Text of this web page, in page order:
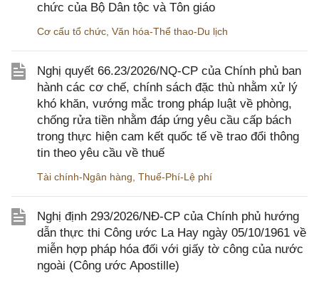
chức của Bộ Dân tộc và Tôn giáo
Cơ cấu tổ chức Văn hóa-Thể thao-Du lịch
Nghị quyết 66.23/2026/NQ-CP của Chính phủ ban
hành các cơ chế, chính sách đặc thù nhằm xử lý
khó khăn, vướng mắc trong pháp luật về phòng,
chống rửa tiền nhằm đáp ứng yêu cầu cấp bách
trong thực hiện cam kết quốc tế về trao đổi thông
tin theo yêu cầu về thuế
Tài chính-Ngân hàng Thuế-Phí-Lệ phí
Nghị định 293/2026/NĐ-CP của Chính phủ hướng
dẫn thực thi Công ước La Hay ngày 05/10/1961 về
miễn hợp pháp hóa đối với giấy tờ công của nước
ngoài (Công ước Apostille)